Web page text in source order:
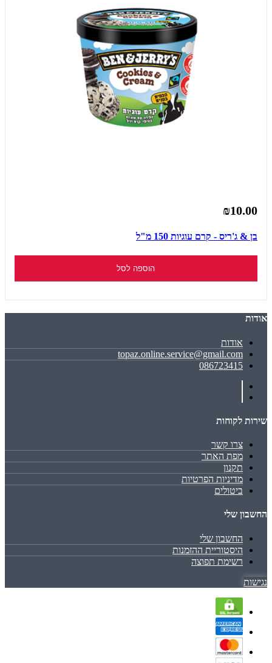
₪10.00
בן & ג'ריס - קרם עוגיות 150 מ"ל
הוספה לסל
אודות
אודות
topaz.online.service@gmail.com
086723415
שירות לקוחות
צרו קשר
מפת האתר
תקנון
מדיניות הפרטיות
ביטולים
החשבון שלי
החשבון שלי
היסטוריית ההזמנות
רשימת תפוצה
נגישות